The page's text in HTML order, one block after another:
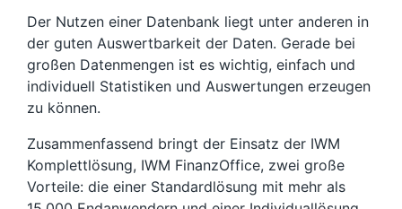
Der Nutzen einer Datenbank liegt unter anderen in
der guten Auswertbarkeit der Daten. Gerade bei
großen Datenmengen ist es wichtig, einfach und
individuell Statistiken und Auswertungen erzeugen
zu können.
Zusammenfassend bringt der Einsatz der IWM
Komplettlösung, IWM FinanzOffice, zwei große
Vorteile: die einer Standardlösung mit mehr als